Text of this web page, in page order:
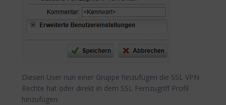
Diesen User nun einer Gruppe hinzufügen die SSL VPN
Rechte hat oder direkt in dem SSL Fernzugriff Profil
hinzufügen.